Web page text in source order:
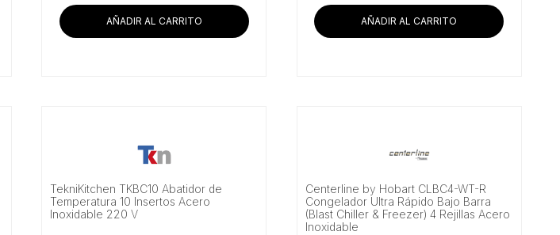
AÑADIR AL CARRITO AÑADIR AL CARRITO
TekniKitchen TKBC10 Abatidor de
Temperatura 10 Insertos Acero
Inoxidable 220 V
Centerline by Hobart CLBC4-WT-R
Congelador Ultra Rápido Bajo Barra
(Blast Chiller & Freezer) 4 Rejillas Acero
Inoxidable